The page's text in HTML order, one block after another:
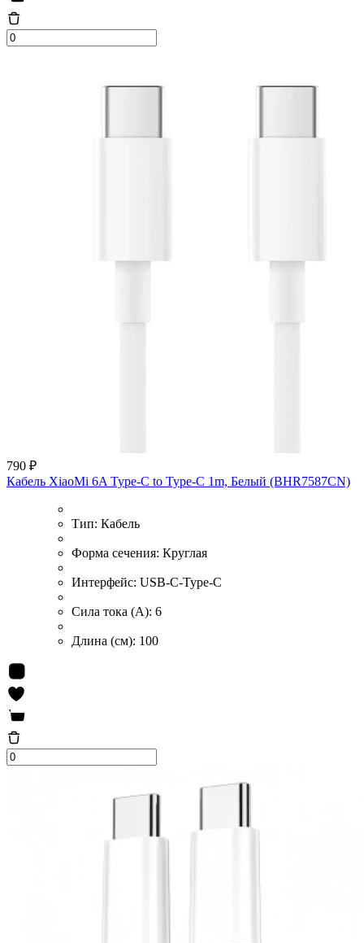
790 ₽
Кабель XiaoMi 6A Type-C to Type-C 1m, Белый (BHR7587CN)
Тип: Кабель
Форма сечения: Круглая
Интерфейс: USB-C-Type-C
Сила тока (А): 6
Длина (см): 100